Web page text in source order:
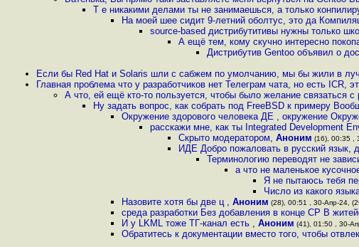
Т е никакими делами ты не занимаешься, а только
На моей шее сидит 9-летний оболтус, это да
source-based дистрибутитивы нужны только
А ещё тем, кому скучно интересно
Дистрибутив Gentoo объявил о
Если бы Red Hat и Solaris шли с сабжем по умолчанию, мы бы жили в
Главная проблема что у разработчиков нет Телеграм чата, но есть ICR,
А что, ей ещё кто-то пользуется, чтобы было желание связаться с
Ну задать вопрос, как собрать под FreeBSD к примеру
Окружение здорового человека ДЕ , окружение
расскажи мне, как ты Integrated Development
Скрыто модератором, Аноним (16), 00:35 ,
ИДЕ Добро пожаловать в русский язык,
Терминологию переводят не
а что не маленькое
Я не пытаюсь тебя
Число из какого
Назовите хотя бы две ц , Аноним (28), 00:51 , 30-Апр-24,
среда разработки Без добавления в конце СР В
И у LKML тоже ТГ-канал есть , Аноним (41), 01:50 , 30-
Обратитесь к документации вместо того, чтобы